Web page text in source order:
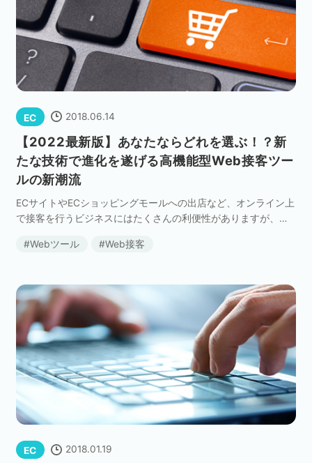
セミナー
株式会社メディックス
プライバシーポリシー
EC 2018.06.14
【2022最新版】あなたならどれを選ぶ！？新
たな技術で進化を遂げる高機能型Web接客ツー
ルの新潮流
ECサイトやECショッピングモールへの出店など、オンライン上
で接客を行うビジネスにはたくさんの利便性がありますが、現
たユーザの顔が見えづらく、顧客ごとの状況に合った […]
Webツール Web接客
EC 2018.01.19